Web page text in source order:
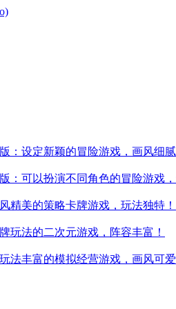
：设定新颖的冒险游戏，画风细腻
：可以扮演不同角色的冒险游戏，
精美的策略卡牌游戏，玩法独特！
玩法的二次元游戏，阵容丰富！
法丰富的模拟经营游戏，画风可爱